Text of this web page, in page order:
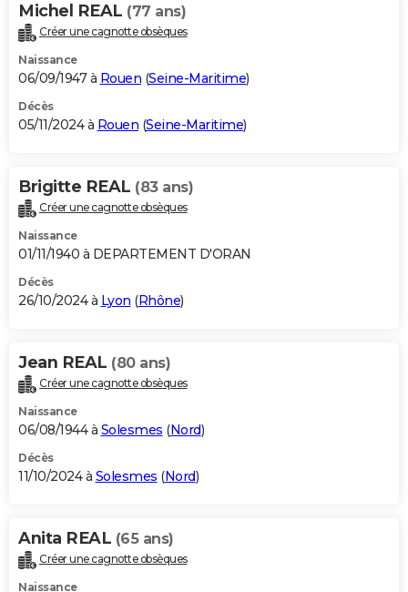
Michel REAL (77 ans)
Créer une cagnotte obsèques
Naissance
06/09/1947 à Rouen (Seine-Maritime)
Décès
05/11/2024 à Rouen (Seine-Maritime)
Brigitte REAL (83 ans)
Créer une cagnotte obsèques
Naissance
01/11/1940 à DEPARTEMENT D'ORAN
Décès
26/10/2024 à Lyon (Rhône)
Jean REAL (80 ans)
Créer une cagnotte obsèques
Naissance
06/08/1944 à Solesmes (Nord)
Décès
11/10/2024 à Solesmes (Nord)
Anita REAL (65 ans)
Créer une cagnotte obsèques
Naissance